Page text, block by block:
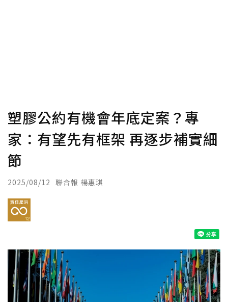
塑膠公約有機會年底定案？專
家：有望先有框架 再逐步補實細
節
2025/08/12 聯合報 楊惠琪